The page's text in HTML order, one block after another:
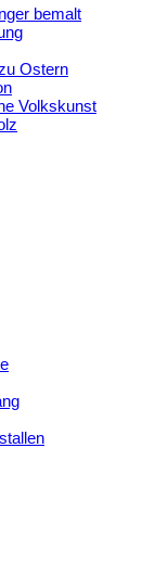
bemalt
Ostern
Volkskunst